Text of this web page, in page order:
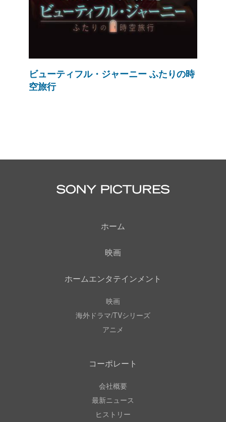
ビューティフル・ジャーニー ふたりの時
空旅行
ホーム
映画
ホームエンタテインメント
映画
海外ドラマ/TVシリーズ
アニメ
コーポレート
会社概要
最新ニュース
ヒストリー